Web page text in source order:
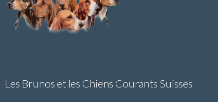
Les Brunos et les Chiens Courants Suisses